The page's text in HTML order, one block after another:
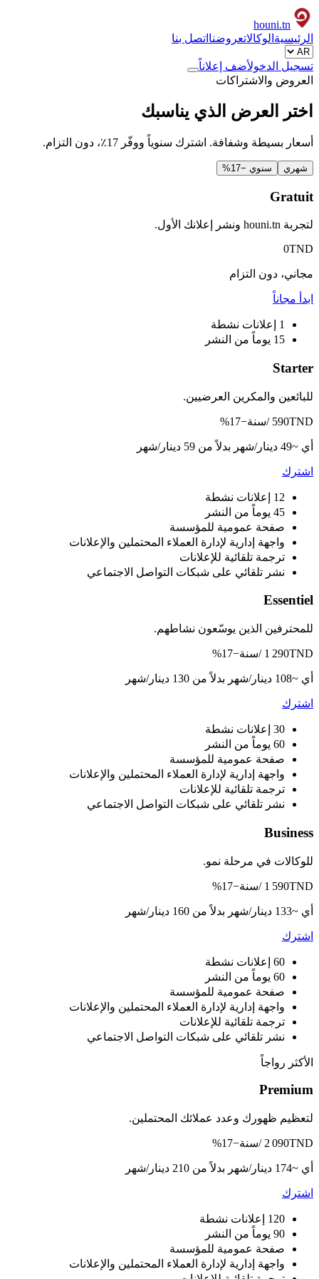
houni.tn
الرئيسية الوكالاتعروضنا اتصل بنا
تسجيل الدخولأضف إعلاناً
العروض والاشتراكات
اختر العرض الذي يناسبك
أسعار بسيطة وشفافة. اشترك سنوياً ووفّر 17٪، دون التزام.
شهري سنوي −17%
Gratuit
لتجربة houni.tn ونشر إعلانك الأول.
0TND
مجاني، دون التزام
ابدأ مجاناً
1 إعلانات نشطة
15 يوماً من النشر
Starter
للبائعين والمكرين العرضيين.
590TND /سنة −17%
أي ~49 دينار/شهر بدلاً من 59 دينار/شهر
اشترك
12 إعلانات نشطة
45 يوماً من النشر
صفحة عمومية للمؤسسة
واجهة إدارية لإدارة العملاء المحتملين والإعلانات
ترجمة تلقائية للإعلانات
نشر تلقائي على شبكات التواصل الاجتماعي
Essentiel
للمحترفين الذين يوسّعون نشاطهم.
1 290TND /سنة −17%
أي ~108 دينار/شهر بدلاً من 130 دينار/شهر
اشترك
30 إعلانات نشطة
60 يوماً من النشر
صفحة عمومية للمؤسسة
واجهة إدارية لإدارة العملاء المحتملين والإعلانات
ترجمة تلقائية للإعلانات
نشر تلقائي على شبكات التواصل الاجتماعي
Business
للوكالات في مرحلة نمو.
1 590TND /سنة −17%
أي ~133 دينار/شهر بدلاً من 160 دينار/شهر
اشترك
60 إعلانات نشطة
60 يوماً من النشر
صفحة عمومية للمؤسسة
واجهة إدارية لإدارة العملاء المحتملين والإعلانات
ترجمة تلقائية للإعلانات
نشر تلقائي على شبكات التواصل الاجتماعي
الأكثر رواجاً
Premium
لتعظيم ظهورك وعدد عملائك المحتملين.
2 090TND /سنة −17%
أي ~174 دينار/شهر بدلاً من 210 دينار/شهر
اشترك
120 إعلانات نشطة
90 يوماً من النشر
صفحة عمومية للمؤسسة
واجهة إدارية لإدارة العملاء المحتملين والإعلانات